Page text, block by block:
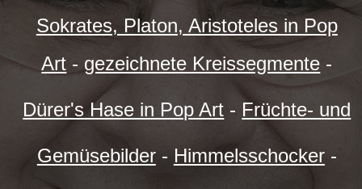
Sokrates, Platon, Aristoteles in Pop
Art - gezeichnete Kreissegmente -
Dürer's Hase in Pop Art - Früchte- und
Gemüsebilder- Himmelsschocker-